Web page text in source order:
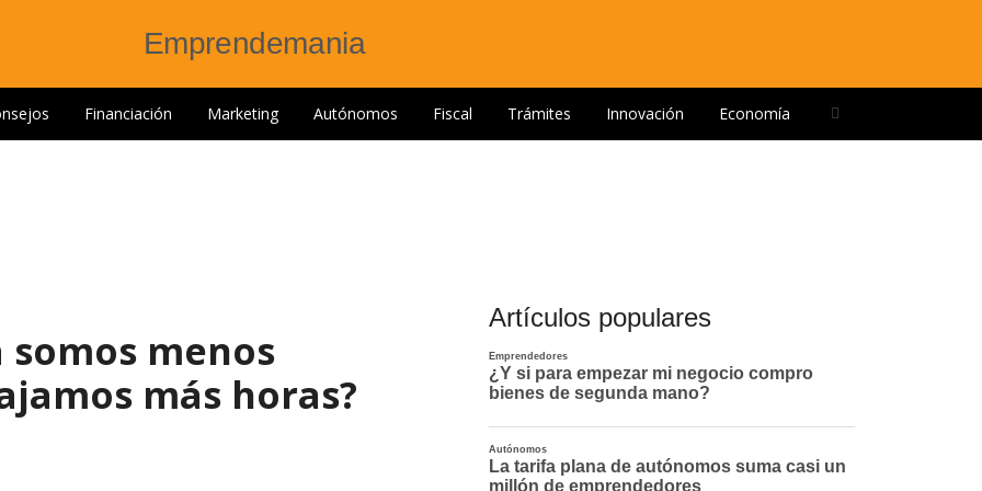
Financiación Marketing Autónomos Fiscal Trámites Innovación Economía
somos menos
más horas?
Artículos populares